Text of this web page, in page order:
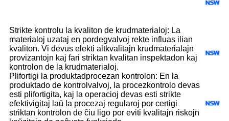
Strikte kontrolu la kvaliton de krudmaterialoj: La
materialoj uzataj en pordegvalvoj rekte influas ilian
kvaliton. Vi devus elekti altkvalitajn krudmaterialajn
provizantojn kaj fari striktan kvalitan inspektadon kaj
kontrolon de la krudmaterialoj.
Plifortigi la produktadprocezan kontrolon: En la
produktado de kontrolvalvoj, la procezkontrolo devas
esti plifortigita, kaj la operacioj devas esti strikte
efektivigitaj laŭ la procezaj regularoj por certigi
striktan kontrolon de ĉiu ligo por eviti kvalitajn riskojn